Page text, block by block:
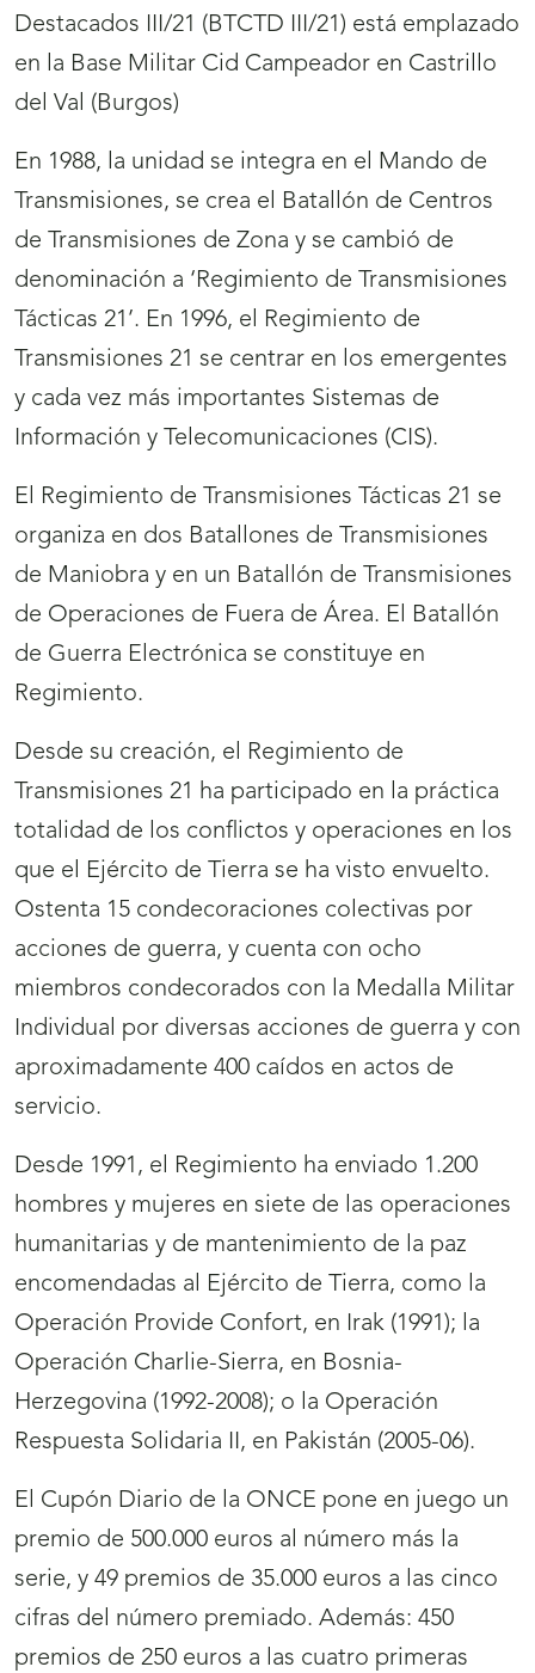
Destacados III/21 (BTCTD III/21) está emplazado
en la Base Militar Cid Campeador en Castrillo
del Val (Burgos)
En 1988, la unidad se integra en el Mando de
Transmisiones, se crea el Batallón de Centros
de Transmisiones de Zona y se cambió de
denominación a ‘Regimiento de Transmisiones
Tácticas 21’. En 1996, el Regimiento de
Transmisiones 21 se centrar en los emergentes
y cada vez más importantes Sistemas de
Información y Telecomunicaciones (CIS).
El Regimiento de Transmisiones Tácticas 21 se
organiza en dos Batallones de Transmisiones
de Maniobra y en un Batallón de Transmisiones
de Operaciones de Fuera de Área. El Batallón
de Guerra Electrónica se constituye en
Regimiento.
Desde su creación, el Regimiento de
Transmisiones 21 ha participado en la práctica
totalidad de los conflictos y operaciones en los
que el Ejército de Tierra se ha visto envuelto.
Ostenta 15 condecoraciones colectivas por
acciones de guerra, y cuenta con ocho
miembros condecorados con la Medalla Militar
Individual por diversas acciones de guerra y con
aproximadamente 400 caídos en actos de
servicio.
Desde 1991, el Regimiento ha enviado 1.200
hombres y mujeres en siete de las operaciones
humanitarias y de mantenimiento de la paz
encomendadas al Ejército de Tierra, como la
Operación Provide Confort, en Irak (1991); la
Operación Charlie-Sierra, en Bosnia-
Herzegovina (1992-2008); o la Operación
Respuesta Solidaria II, en Pakistán (2005-06).
El Cupón Diario de la ONCE pone en juego un
premio de 500.000 euros al número más la
serie, y 49 premios de 35.000 euros a las cinco
cifras del número premiado. Además: 450
premios de 250 euros a las cuatro primeras